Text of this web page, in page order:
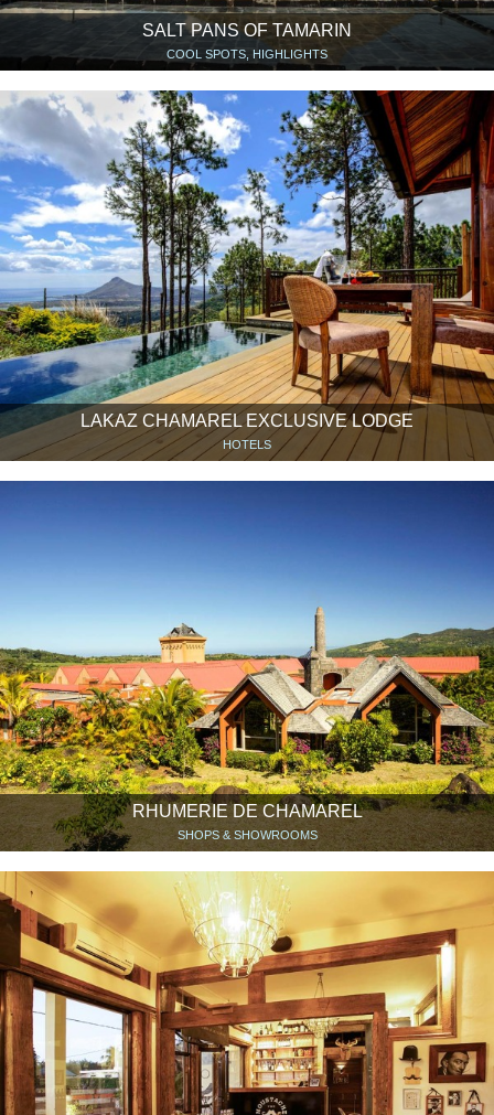
SALT PANS OF TAMARIN
COOL SPOTS, HIGHLIGHTS
LAKAZ CHAMAREL EXCLUSIVE LODGE
HOTELS
RHUMERIE DE CHAMAREL
SHOPS & SHOWROOMS